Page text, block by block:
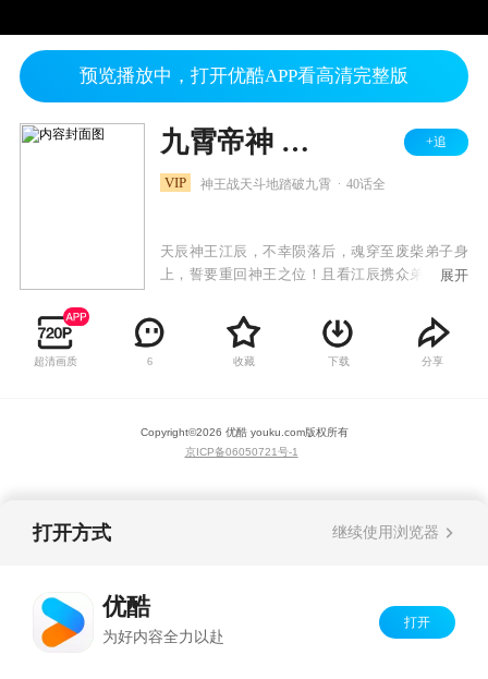
预览播放中，打开优酷APP看高清完整版
九霄帝神 第2季 +追
VIP 神王战天斗地踏破九霄 40话全
天辰神王江辰，不幸陨落后，魂穿至废柴弟子身
上，誓要重回神王之位！且看江辰携众弟子从废
开苍天！
展开
超清画质 6 收藏 下载 分享
Copyright©2026 优酷 youku.com版权所有
京ICP备06050721号-1
打开方式 继续使用浏览器
优酷
为好内容全力以赴
打开